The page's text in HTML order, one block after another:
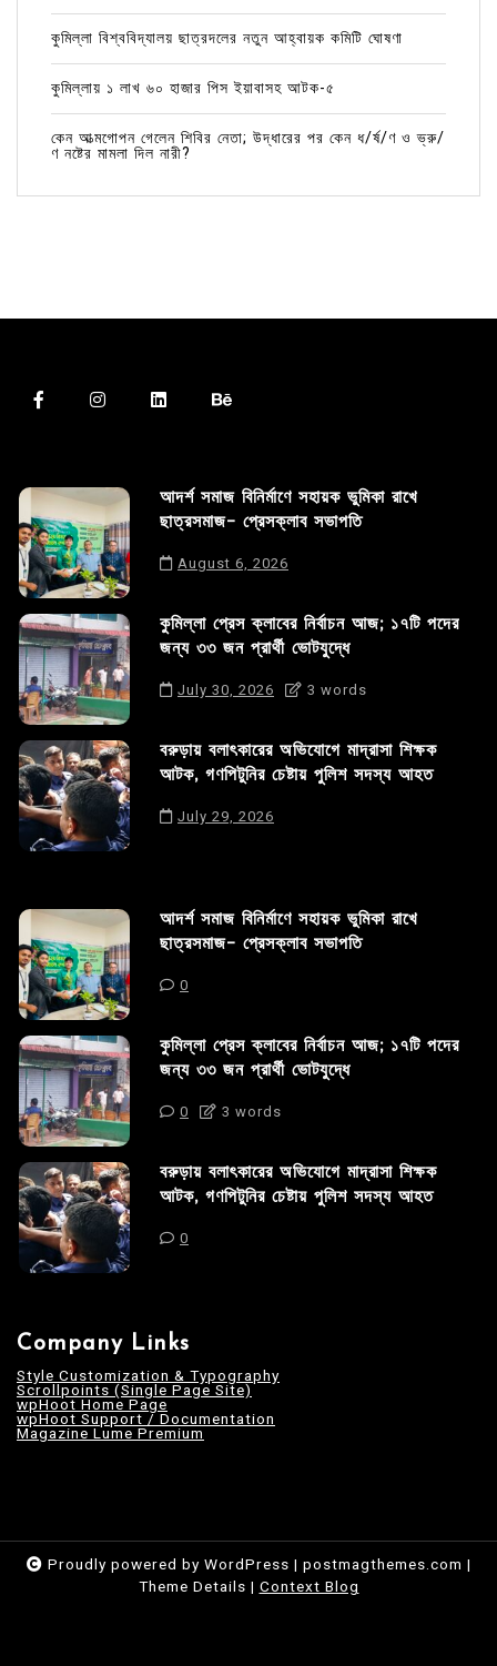
কুমিল্লা বিশ্ববিদ্যালয় ছাত্রদলের নতুন আহ্বায়ক কমিটি ঘোষণা
কুমিল্লায় ১ লাখ ৬০ হাজার পিস ইয়াবাসহ আটক-৫
কেন আত্মগোপন গেলেন শিবির নেতা; উদ্ধারের পর কেন ধ/র্ষ/ণ ও ভ্রু/
ণ নষ্টের মামলা দিল নারী?
আদর্শ সমাজ বিনির্মাণে সহায়ক ভুমিকা রাখে
ছাত্রসমাজ- প্রেসক্লাব সভাপতি
August 6, 2026
কুমিল্লা প্রেস ক্লাবের নির্বাচন আজ; ১৭টি পদের
জন্য ৩৩ জন প্রার্থী ভোটযুদ্ধে
July 30, 2026 3 words
বরুড়ায় বলাৎকারের অভিযোগে মাদ্রাসা শিক্ষক
আটক, গণপিটুনির চেষ্টায় পুলিশ সদস্য আহত
July 29, 2026
আদর্শ সমাজ বিনির্মাণে সহায়ক ভুমিকা রাখে
ছাত্রসমাজ- প্রেসক্লাব সভাপতি
0
কুমিল্লা প্রেস ক্লাবের নির্বাচন আজ; ১৭টি পদের
জন্য ৩৩ জন প্রার্থী ভোটযুদ্ধে
0 3 words
বরুড়ায় বলাৎকারের অভিযোগে মাদ্রাসা শিক্ষক
আটক, গণপিটুনির চেষ্টায় পুলিশ সদস্য আহত
0
Company Links
Style Customization & Typography
Scrollpoints (Single Page Site)
wpHoot Home Page
wpHoot Support / Documentation
Magazine Lume Premium
Proudly powered by WordPress | postmagthemes.com |
Theme Details | Context Blog